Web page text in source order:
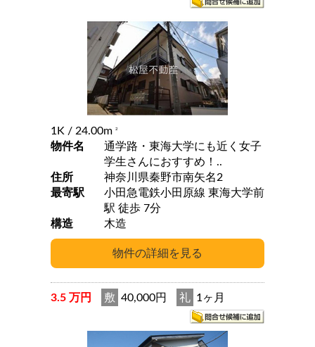
1K / 24.00m 2
物件名
通学路・東海大学にも近く女子
学生さんにおすすめ！..
住所
神奈川県秦野市南矢名2
最寄駅
小田急電鉄小田原線 東海大学前
駅 徒歩 7分
構造
木造
3.5 万円 敷 40,000円 礼 1ヶ月